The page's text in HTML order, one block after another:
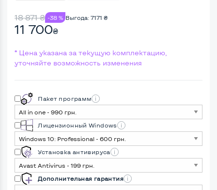
18 871₴ -38 % Выгода: 7171 ₴
11 700₴
* Цена указана за текущую комплектацию,
уточняйте возможность изменения
Пакет программ
Лицензионный Windows
Установка антивируса
Дополнительная гарантия